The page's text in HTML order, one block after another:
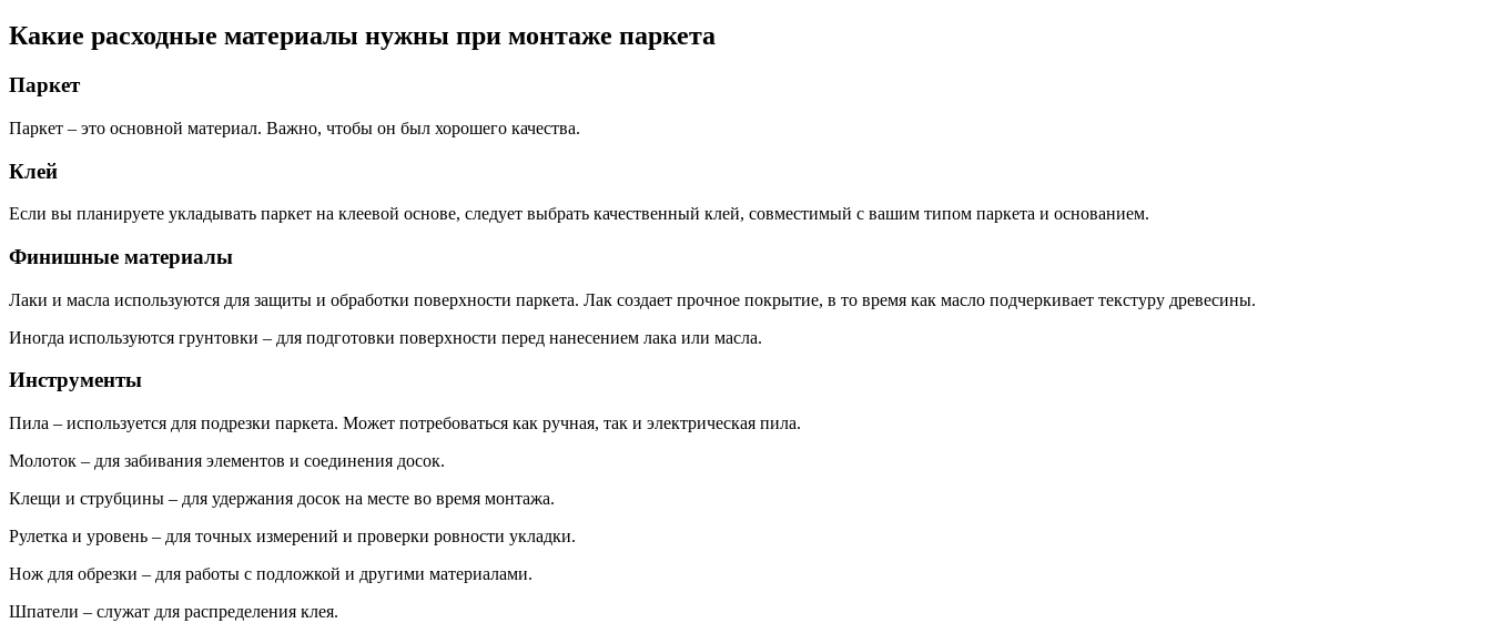
Какие расходные материалы нужны при монтаже паркета
Паркет
Паркет – это основной материал. Важно, чтобы он был хорошего качества.
Клей
Если вы планируете укладывать паркет на клеевой основе, следует выбрать качественный клей, совместимый с вашим типом паркета и основанием.
Финишные материалы
Лаки и масла используются для защиты и обработки поверхности паркета. Лак создает прочное покрытие, в то время как масло подчеркивает текстуру древесины.
Иногда используются грунтовки – для подготовки поверхности перед нанесением лака или масла.
Инструменты
Пила – используется для подрезки паркета. Может потребоваться как ручная, так и электрическая пила.
Молоток – для забивания элементов и соединения досок.
Клещи и струбцины – для удержания досок на месте во время монтажа.
Рулетка и уровень – для точных измерений и проверки ровности укладки.
Нож для обрезки – для работы с подложкой и другими материалами.
Шпатели – служат для распределения клея.